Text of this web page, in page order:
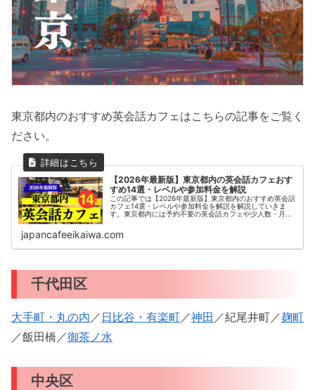
東京都内のおすすめ英会話カフェはこちらの記事をご覧く
ださい。
【2026年最新版】東京都内の英会話カフェおす
すめ14選・レベルや参加料金を解説
この記事では【2026年最新版】東京都内のおすすめ英会話
カフェ14選・レベルや参加料金を解説を解説していきま
す。東京都内には予約不要の英会話カフェや少人数・月額
japancafeeikaiwa.com
千代田区
大手町・丸の内 ／ 日比谷・有楽町 ／神田 ／紀尾井町／麹町
／飯田橋／御茶ノ水
中央区